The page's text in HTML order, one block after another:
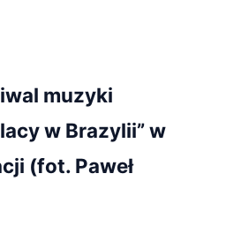
muzyki
w Brazylii” w
(fot. Paweł